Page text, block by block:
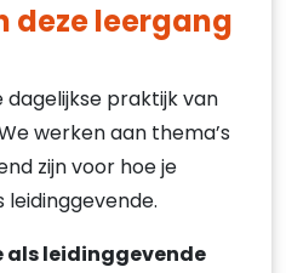
deze leergang
praktijk van
werken aan thema’s
zijn voor hoe je
als leidinggevende